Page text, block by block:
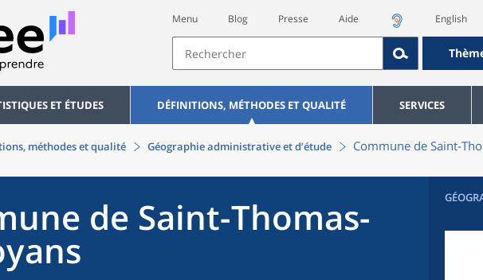
Menu Blog Presse Aide English
ET ÉTUDES DÉFINITIONS, MÉTHODES ET QUALITÉ SERVICES
méthodes et qualité Géographie administrative et d’étude Commune de Saint-
de Saint-Thomas-